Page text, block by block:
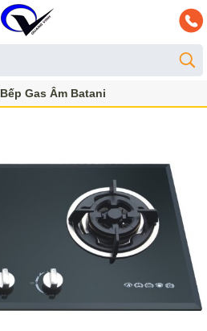
Bếp Gas Âm Batani